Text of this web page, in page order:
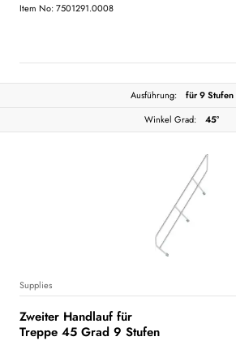
Item No: 7501291.0008
Ausführung:
für 9 Stufen
Winkel Grad:
45°
Supplies
Zweiter Handlauf für
Treppe 45 Grad 9 Stufen